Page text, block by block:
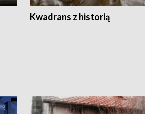
Kwadrans z historią